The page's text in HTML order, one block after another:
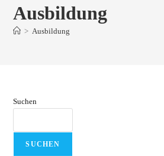
Ausbildung
> Ausbildung
Suchen
SUCHEN